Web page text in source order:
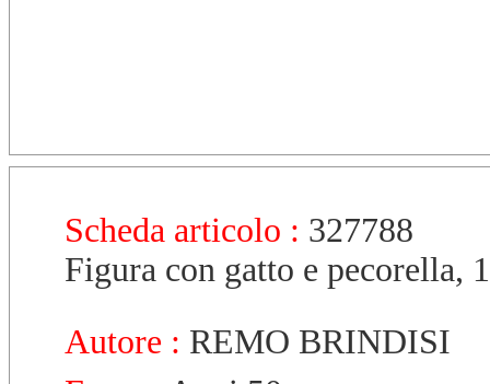
Scheda articolo : 327788
Figura con gatto e pecorella,
Autore : REMO BRINDISI